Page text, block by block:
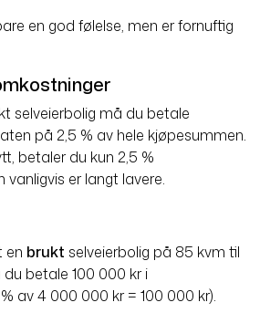
en god følelse, men er fornuftig
selveierbolig må du betale
på 2,5 % av hele kjøpesummen.
betaler du kun 2,5 %
vanligvis er langt lavere.
en brukt selveierbolig på 85 kvm til
betale 100 000 kr i
av 4 000 000 kr = 100 000 kr).